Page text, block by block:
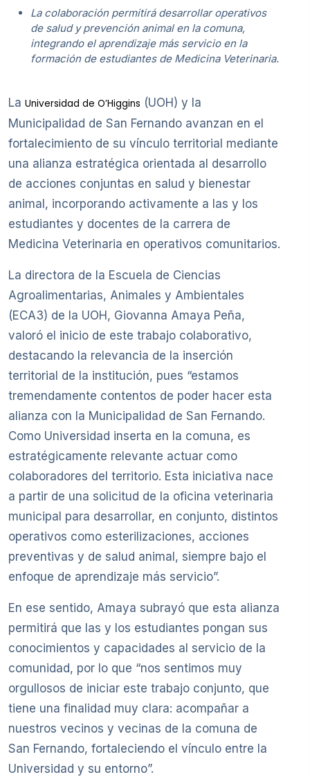
La colaboración permitirá desarrollar operativos
de salud y prevención animal en la comuna,
integrando el aprendizaje más servicio en la
formación de estudiantes de Medicina Veterinaria.
La Universidad de O’Higgins (UOH) y la
Municipalidad de San Fernando avanzan en el
fortalecimiento de su vínculo territorial mediante
una alianza estratégica orientada al desarrollo
de acciones conjuntas en salud y bienestar
animal, incorporando activamente a las y los
estudiantes y docentes de la carrera de
Medicina Veterinaria en operativos comunitarios.
La directora de la Escuela de Ciencias
Agroalimentarias, Animales y Ambientales
(ECA3) de la UOH, Giovanna Amaya Peña,
valoró el inicio de este trabajo colaborativo,
destacando la relevancia de la inserción
territorial de la institución, pues “estamos
tremendamente contentos de poder hacer esta
alianza con la Municipalidad de San Fernando.
Como Universidad inserta en la comuna, es
estratégicamente relevante actuar como
colaboradores del territorio. Esta iniciativa nace
a partir de una solicitud de la oficina veterinaria
municipal para desarrollar, en conjunto, distintos
operativos como esterilizaciones, acciones
preventivas y de salud animal, siempre bajo el
enfoque de aprendizaje más servicio”.
En ese sentido, Amaya subrayó que esta alianza
permitirá que las y los estudiantes pongan sus
conocimientos y capacidades al servicio de la
comunidad, por lo que “nos sentimos muy
orgullosos de iniciar este trabajo conjunto, que
tiene una finalidad muy clara: acompañar a
nuestros vecinos y vecinas de la comuna de
San Fernando, fortaleciendo el vínculo entre la
Universidad y su entorno”.